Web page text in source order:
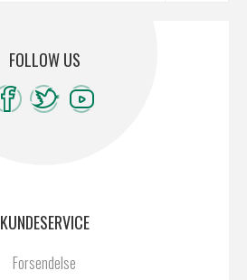
FOLLOW US
KUNDESERVICE
Forsendelse